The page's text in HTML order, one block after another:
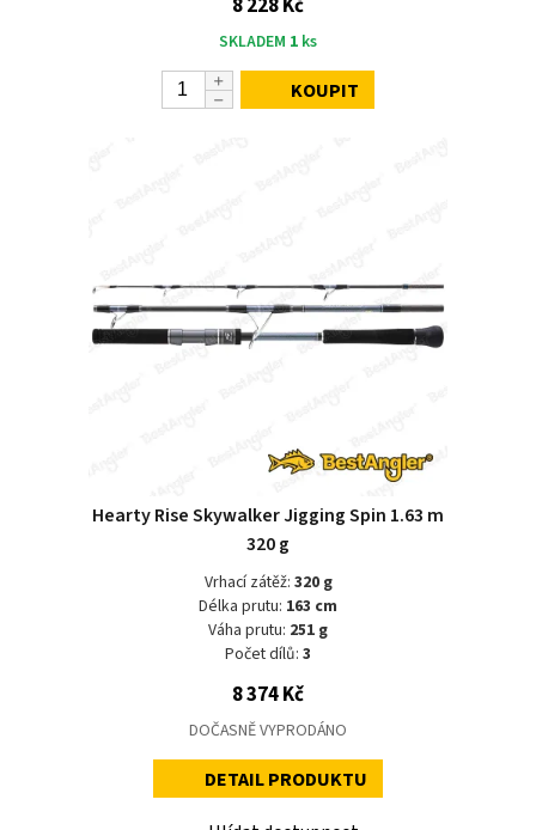
8 228 Kč
SKLADEM 1 ks
KOUPIT
Hearty Rise Skywalker Jigging Spin 1.63 m
320 g
Vrhací zátěž: 320 g
Délka prutu: 163 cm
Váha prutu: 251 g
Počet dílů: 3
8 374 Kč
DOČASNĚ VYPRODÁNO
DETAIL PRODUKTU